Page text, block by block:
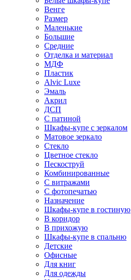
Венге
Размер
Маленькие
Большие
Средние
Отделка и материал
МДФ
Пластик
Alvic Luxe
Эмаль
Акрил
ДСП
С патиной
Шкафы-купе с зеркалом
Матовое зеркало
Стекло
Цветное стекло
Пескоструй
Комбинированные
С витражами
С фотопечатью
Назначение
Шкафы-купе в гостиную
В коридор
В прихожую
Шкафы-купе в спальню
Детские
Офисные
Для книг
Для одежды